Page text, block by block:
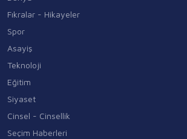
Fıkralar - Hikayeler
Spor
Asayiş
Teknoloji
Eğitim
Siyaset
Cinsel - Cinsellik
Seçim Haberleri